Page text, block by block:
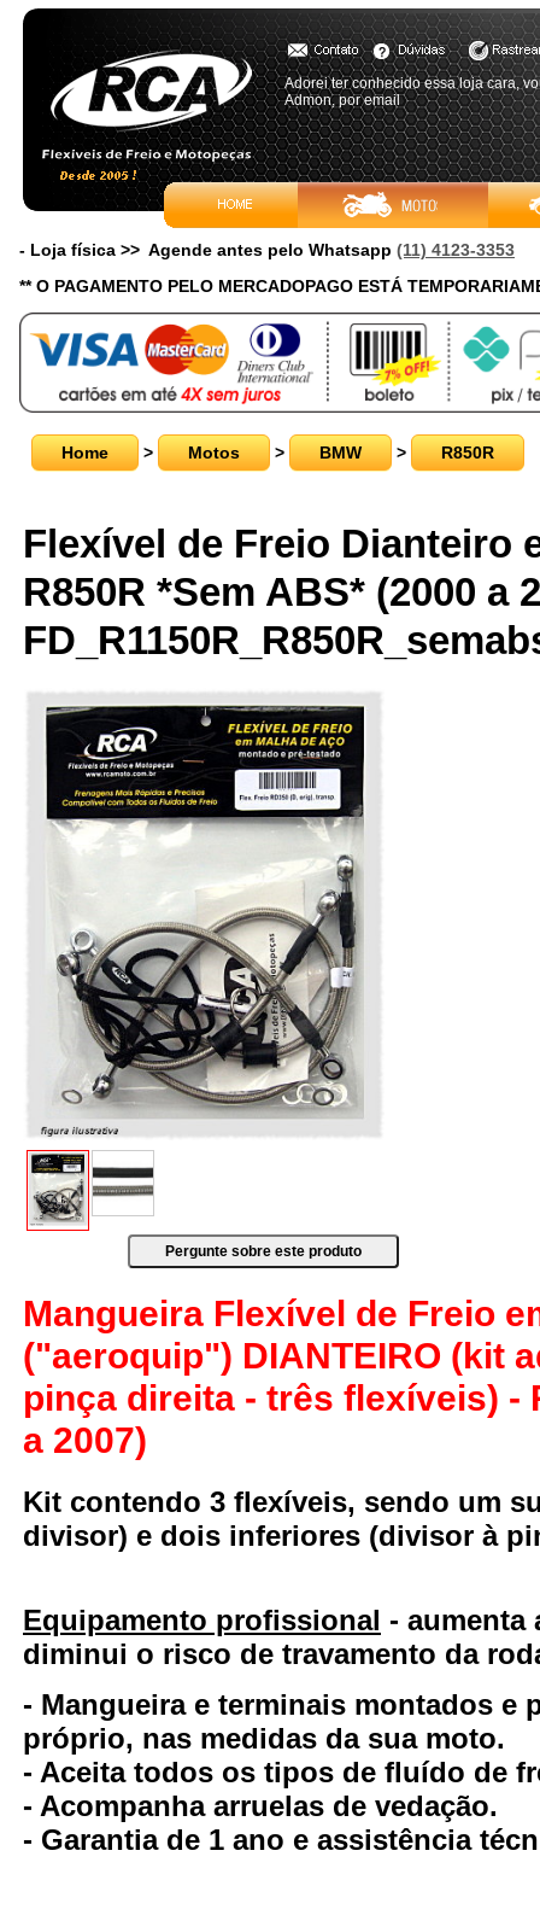
Adorei ter conhecido essa loja cara,
Admon, por email
- Loja física >> Agende antes pelo Whatsapp (11) 4123-3353
** O PAGAMENTO PELO MERCADOPAGO ESTÁ
Home > Motos > BMW > R850R
Flexível de Freio Dianteiro
R850R *Sem ABS* (2000 a
Mangueira Flexível de Freio
("aeroquip") DIANTEIRO (kit
pinça direita - três flexíveis) -
a 2007)
Kit contendo 3 flexíveis, sendo um
divisor) e dois inferiores (divisor à
Equipamento profissional - aumenta
diminui o risco de travamento da
- Mangueira e terminais montados e
próprio, nas medidas da sua moto.
- Aceita todos os tipos de fluído de
- Acompanha arruelas de vedação.
- Garantia de 1 ano e assistência